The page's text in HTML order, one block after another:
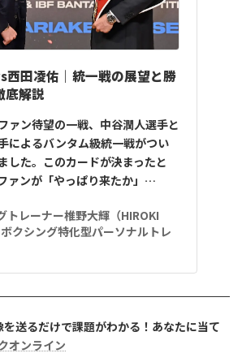
西田凌佑｜統一戦の展望と勝
底解説
ァン待望の一戦、中谷潤人選手と
によるバンタム級統一戦がつい
した。このカードが決まったと
ァンが「やっぱり来たか」…
トレーナー椎野大輝（HIROKI
クシング特化型パーソナルトレ
送るだけで課題がわかる！あなたに当て
オンライン